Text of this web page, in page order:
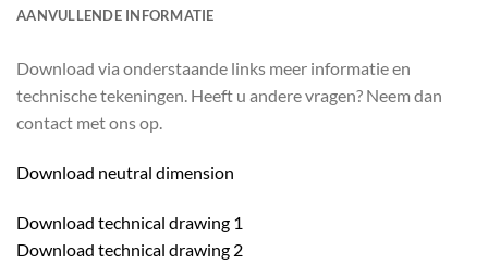
AANVULLENDE INFORMATIE
Download via onderstaande links meer informatie en
technische tekeningen. Heeft u andere vragen? Neem dan
contact met ons op.
Download neutral dimension
Download technical drawing 1
Download technical drawing 2